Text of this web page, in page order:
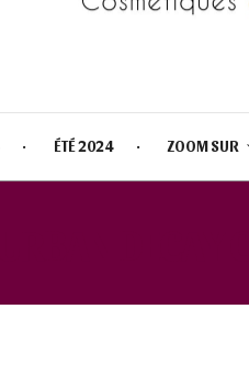
ÉTÉ 2024 ZOOM SUR